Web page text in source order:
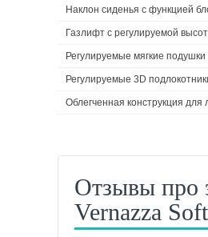
Наклон сиденья с функцией
Газлифт с регулируемой
Регулируемые мягкие
Регулируемые 3D
Облегченная конструкция для
Отзывы про
Vernazza